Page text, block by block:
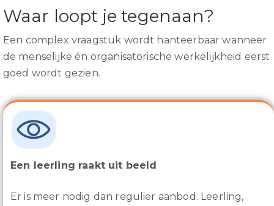
Waar loopt je tegenaan?
Een complex vraagstuk wordt hanteerbaar wanneer
de menselijke én organisatorische werkelijkheid eerst
goed wordt gezien.
Een leerling raakt uit beeld
Er is meer nodig dan regulier aanbod. Leerling,